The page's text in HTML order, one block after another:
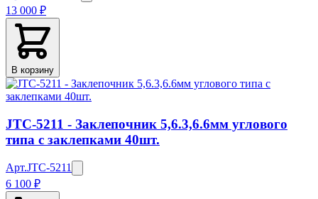
13 000 ₽
В корзину
JTC-5211 - Заклепочник 5,6.3,6.6мм углового
типа с заклепками 40шт.
Арт.JTC-5211
6 100 ₽